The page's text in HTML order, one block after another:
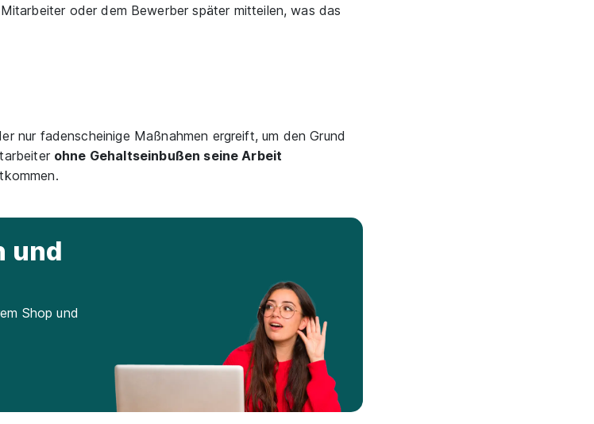
oder dem Bewerber später mitteilen, was das
nur fadenscheinige Maßnahmen ergreift, um den Grund
ohne Gehaltseinbußen seine Arbeit
und
Shop und